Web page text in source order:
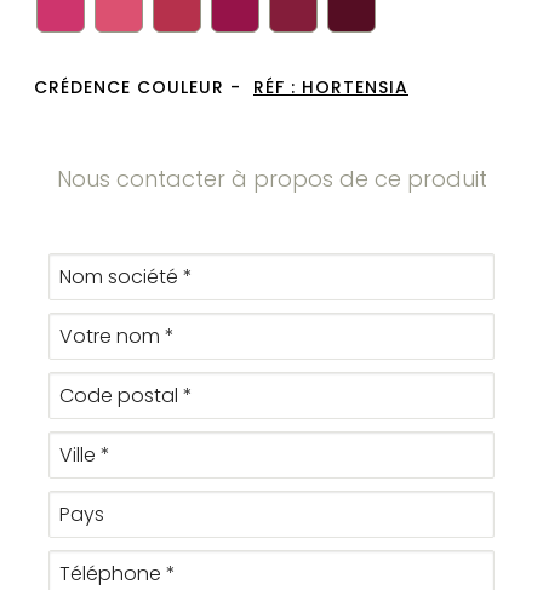
CRÉDENCE COULEUR - RÉF : HORTENSIA
Nous contacter à propos de ce produit